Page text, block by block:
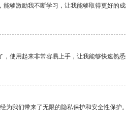
够激励我不断学习，让我能够取得更好的成
使用起来非常容易上手，让我能够快速熟悉
为我们带来了无限的隐私保护和安全性保护。